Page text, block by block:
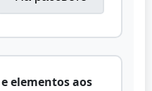
elementos aos